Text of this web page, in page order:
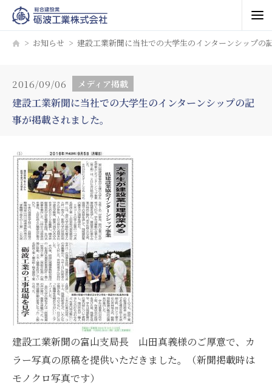
お知らせ 建設工業新聞に当社での大学生のインターンシップの
2016/09/06 メディア掲載
建設工業新聞に当社での大学生のインターンシップの記
事が掲載されました。
建設工業新聞の富山支局長 山田真義様のご厚意で、カ
ラー写真の原稿を提供いただきました。（新聞掲載時は
モノクロ写真です）